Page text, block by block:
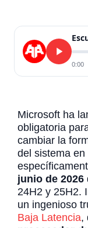
0:00
Microsoft ha
obligatoria
cambiar la
del sistema
junio de 2026
24H2 y 25H2.
un ingenioso
Baja Latencia,